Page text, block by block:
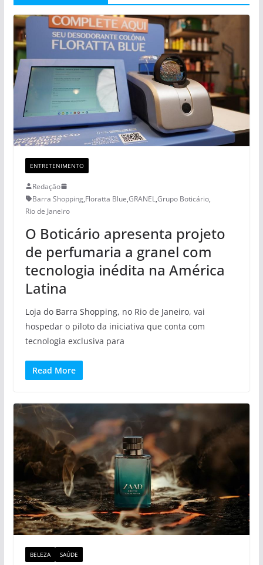
ENTRETENIMENTO
Redação
Barra Shopping,Floratta Blue,GRANEL,Grupo Boticário,
Rio de Janeiro
O Boticário apresenta projeto
de perfumaria a granel com
tecnologia inédita na América
Latina
Loja do Barra Shopping, no Rio de Janeiro, vai
hospedar o piloto da iniciativa que conta com
tecnologia exclusiva para
Read More
BELEZA SAÚDE